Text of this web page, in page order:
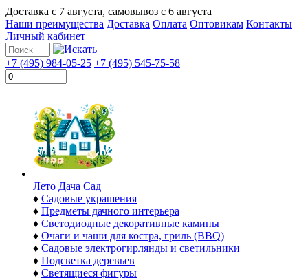
Доставка с 7 августа, самовывоз с 6 августа
Наши преимущества Доставка Оплата Оптовикам Контакты
Личный кабинет
+7 (495) 984-05-25 +7 (495) 545-75-58
Лето Дача Сад
♦ Садовые украшения
♦ Предметы дачного интерьера
♦ Светодиодные декоративные камины
♦ Очаги и чаши для костра, гриль (BBQ)
♦ Садовые электрогирлянды и светильники
♦ Подсветка деревьев
♦ Светящиеся фигуры